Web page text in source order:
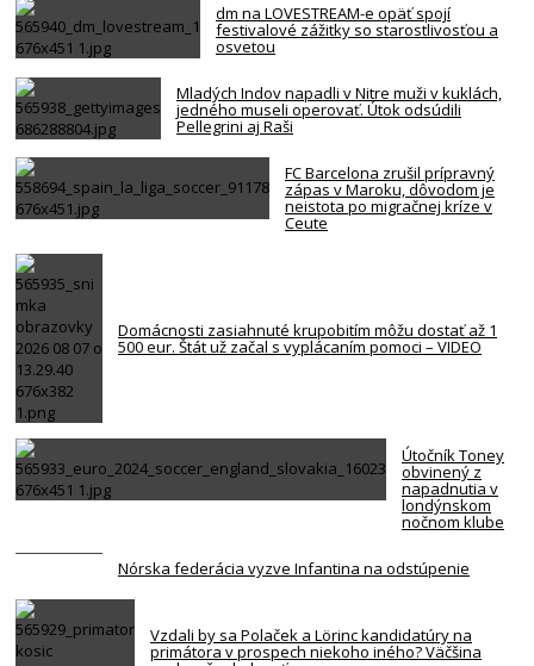
dm na LOVESTREAM-e opäť spojí
festivalové zážitky so starostlivosťou a
osvetou
Mladých Indov napadli v Nitre muži v kuklách,
jedného museli operovať. Útok odsúdili
Pellegrini aj Raši
FC Barcelona zrušil prípravný
zápas v Maroku, dôvodom je
neistota po migračnej kríze v
Ceute
Domácnosti zasiahnuté krupobitím môžu dostať až 1
500 eur. Štát už začal s vyplácaním pomoci – VIDEO
Útočník Toney
obvinený z
napadnutia v
londýnskom
nočnom klube
Nórska federácia vyzve Infantina na odstúpenie
Vzdali by sa Polaček a Lörinc kandidatúry na
primátora v prospech niekoho iného? Väčšina